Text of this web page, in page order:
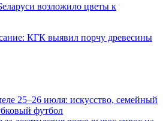
возложило цветы к
КГК выявил порчу древесины
25–26 июля: искусство, семейный
футбол